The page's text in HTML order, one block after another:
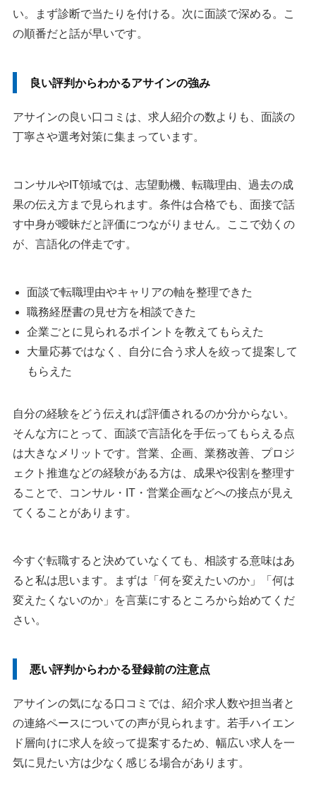
い。まず診断で当たりを付ける。次に面談で深める。こ
の順番だと話が早いです。
良い評判からわかるアサインの強み
アサインの良い口コミは、求人紹介の数よりも、面談の
丁寧さや選考対策に集まっています。
コンサルやIT領域では、志望動機、転職理由、過去の成
果の伝え方まで見られます。条件は合格でも、面接で話
す中身が曖昧だと評価につながりません。ここで効くの
が、言語化の伴走です。
面談で転職理由やキャリアの軸を整理できた
職務経歴書の見せ方を相談できた
企業ごとに見られるポイントを教えてもらえた
大量応募ではなく、自分に合う求人を絞って提案して
もらえた
自分の経験をどう伝えれば評価されるのか分からない。
そんな方にとって、面談で言語化を手伝ってもらえる点
は大きなメリットです。営業、企画、業務改善、プロジ
ェクト推進などの経験がある方は、成果や役割を整理す
ることで、コンサル・IT・営業企画などへの接点が見え
てくることがあります。
今すぐ転職すると決めていなくても、相談する意味はあ
ると私は思います。まずは「何を変えたいのか」「何は
変えたくないのか」を言葉にするところから始めてくだ
さい。
悪い評判からわかる登録前の注意点
アサインの気になる口コミでは、紹介求人数や担当者と
の連絡ペースについての声が見られます。若手ハイエン
ド層向けに求人を絞って提案するため、幅広い求人を一
気に見たい方は少なく感じる場合があります。